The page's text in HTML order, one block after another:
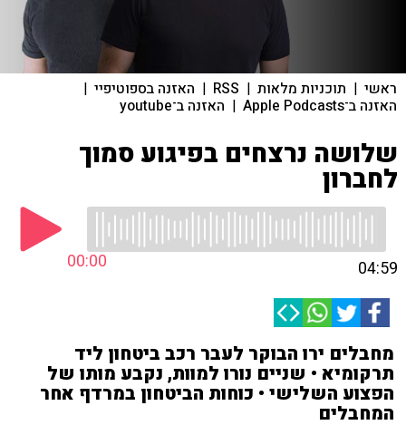
ראשי | תוכניות מלאות |
RSS
| האזנה בספוטיפיי |
האזנה ב־Apple Podcasts | האזנה ב־youtube
שלושה נרצחים בפיגוע סמוך
לחברון
00:00 04:59
מחבלים ירו הבוקר לעבר רכב ביטחון ליד
תרקומיא • שניים נורו למוות, נקבע מותו של
הפצוע השלישי • כוחות הביטחון במרדף אחר
המחבלים